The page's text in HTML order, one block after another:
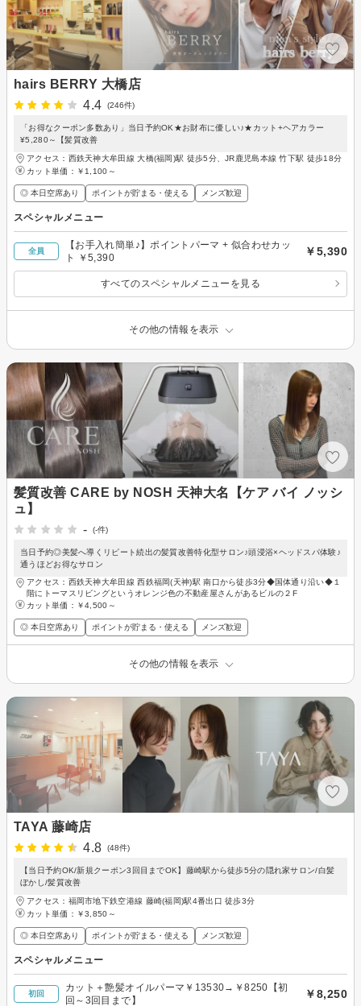
hairs BERRY 大橋店
4.4
(246件)
「お得なクーポン多数あり」当日予約OK★お財布に優しい♪★カット+ヘアカラー
¥5,280～【髪質改善
アクセス：西鉄天神大牟田線 大橋(福岡)駅 徒歩5分、JR鹿児島本線 竹下駅 徒歩18分
カット単価： ￥1,100～
◎ 本日空席あり ポイントが貯まる・使える メンズ歓迎
スペシャルメニュー
全員
【お手入れ簡単♪】ポイントパーマ + 似合わせカッ
ト ￥5,390
￥5,390
すべてのスペシャルメニューを見る
その他の情報を表示
髪質改善 CARE by NOSH 天神大名【ケア バイ ノッシ
ュ】
-
(-件)
当日予約◎美髪へ導くリピート続出の髪質改善特化型サロン♪頭浸浴×ヘッドスパ体験♪
通うほどお得なサロン
アクセス：西鉄天神大牟田線 西鉄福岡(天神)駅 南口から徒歩3分◆国体通り沿い◆１
階にトーマスリビングというオレンジ色の不動産屋さんがあるビルの２F
カット単価： ￥4,500～
◎ 本日空席あり ポイントが貯まる・使える メンズ歓迎
その他の情報を表示
TAYA 藤崎店
4.8
(48件)
【当日予約OK/新規クーポン3回目までOK】藤崎駅から徒歩5分の隠れ家サロン/白髪
ぼかし/髪質改善
アクセス：福岡市地下鉄空港線 藤崎(福岡)駅4番出口 徒歩3分
カット単価： ￥3,850～
◎ 本日空席あり ポイントが貯まる・使える メンズ歓迎
スペシャルメニュー
初回
カット＋艶髪オイルパーマ￥13530→￥8250【初
回～3回目まで】
￥8,250